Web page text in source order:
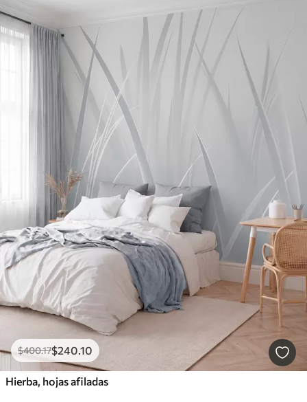
$400.17$240 .10
Hierba, hojas afiladas